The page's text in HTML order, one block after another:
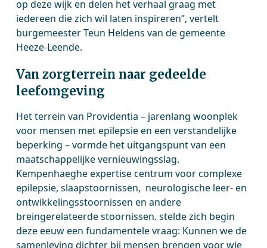
op deze wijk en delen het verhaal graag met
iedereen die zich wil laten inspireren”, vertelt
burgemeester Teun Heldens van de gemeente
Heeze-Leende.
Van zorgterrein naar gedeelde
leefomgeving
Het terrein van Providentia – jarenlang woonplek
voor mensen met epilepsie en een verstandelijke
beperking – vormde het uitgangspunt van een
maatschappelijke vernieuwingsslag.
Kempenhaeghe expertise centrum voor complexe
epilepsie, slaapstoornissen, neurologische leer- en
ontwikkelingsstoornissen en andere
breingerelateerde stoornissen. stelde zich begin
deze eeuw een fundamentele vraag: Kunnen we de
samenleving dichter bij mensen brengen voor wie